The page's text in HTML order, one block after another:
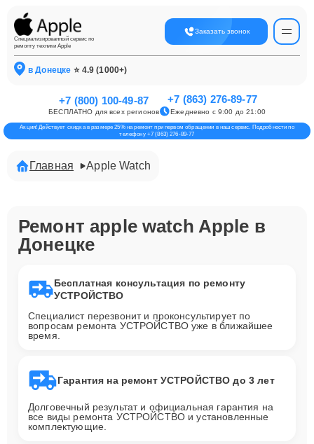
Специализированный сервис по
ремонту техники Apple
Заказать звонок
в Донецке ⭐ 4.9 (1000+)
+7 (800) 100-49-87
БЕСПЛАТНО для всех регионов
+7 (863) 276-89-77
Ежедневно с 9:00 до 21:00
Акция! Действует скидка в размере 25% на ремонт при первом обращении в наш сервис. Подробности по
телефону +7 (863) 276-89-77
Главная Apple Watch
Ремонт apple watch Apple в
Донецке
Бесплатная консультация по ремонту
УСТРОЙСТВО
Специалист перезвонит и проконсультирует по
вопросам ремонта УСТРОЙСТВО уже в ближайшее
время.
Гарантия на ремонт УСТРОЙСТВО до 3 лет
Долговечный результат и официальная гарантия на
все виды ремонта УСТРОЙСТВО и установленные
комплектующие.